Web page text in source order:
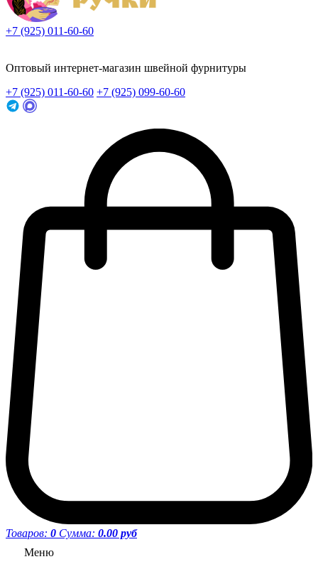
+7 (925) 011-60-60
Оптовый интернет-магазин швейной фурнитуры
+7 (925) 011-60-60 +7 (925) 099-60-60
Товаров: 0 Сумма: 0.00 руб
Меню